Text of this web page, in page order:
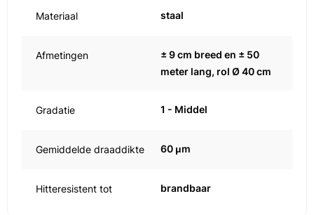
Materiaal staal
Afmetingen
± 9 cm breed en ± 50
meter lang, rol Ø 40 cm
Gradatie 1 - Middel
Gemiddelde draaddikte 60 μm
Hitteresistent tot brandbaar